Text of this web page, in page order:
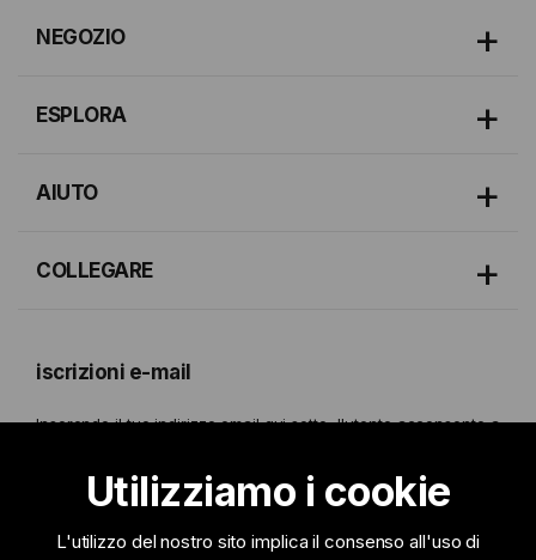
Utilizziamo i cookie
L'utilizzo del nostro sito implica il consenso all'uso di
iscrizioni e-mail
Inserendo il tuo indirizzo email qui sotto, l'utente acconsente a
forniti nel nostro
Politica sulla Privacy.
NEGOZIO
ESPLORA
AIUTO
COLLEGARE